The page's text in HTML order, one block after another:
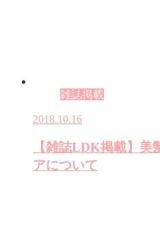
雑誌掲載
2018.10.16
【雑誌LDK掲載】美
アについて